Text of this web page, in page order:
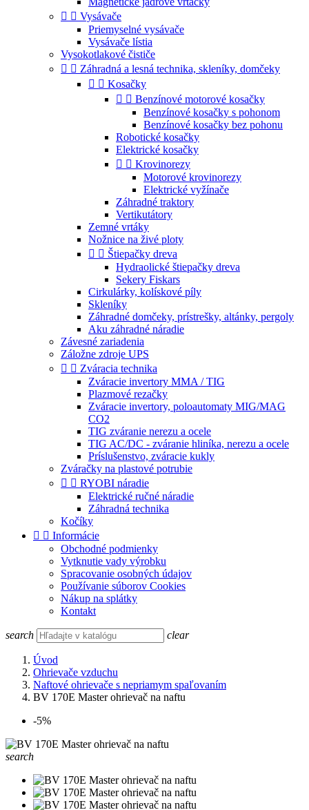
  Vysávače
Priemyselné vysávače
Vysávače lístia
Vysokotlakové čističe
  Záhradná a lesná technika, skleníky, domčeky
  Kosačky
  Benzínové motorové kosačky
Benzínové kosačky s pohonom
Benzínové kosačky bez pohonu
Robotické kosačky
Elektrické kosačky
  Krovinorezy
Motorové krovinorezy
Elektrické vyžínače
Záhradné traktory
Vertikutátory
Zemné vrtáky
Nožnice na živé ploty
  Štiepačky dreva
Hydraolické štiepačky dreva
Sekery Fiskars
Cirkulárky, kolískové píly
Skleníky
Záhradné domčeky, prístrešky, altánky, pergoly
Aku záhradné náradie
Závesné zariadenia
Záložne zdroje UPS
  Zváracia technika
Zváracie invertory MMA / TIG
Plazmové rezačky
Zváracie invertory, poloautomaty MIG/MAG
CO2
TIG zváranie nerezu a ocele
TIG AC/DC - zváranie hliníka, nerezu a ocele
Príslušenstvo, zváracie kukly
Zváračky na plastové potrubie
  RYOBI náradie
Elektrické ručné náradie
Záhradná technika
Kočíky
  Informácie
Obchodné podmienky
Vytknutie vady výrobku
Spracovanie osobných údajov
Používanie súborov Cookies
Nákup na splátky
Kontakt
search clear
Úvod
Ohrievače vzduchu
Naftové ohrievače s nepriamym spaľovaním
BV 170E Master ohrievač na naftu
-5%
search